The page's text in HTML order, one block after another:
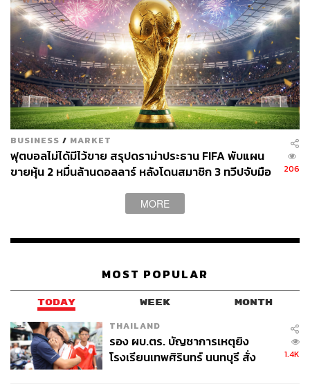
BUSINESS / MARKET
ฟุตบอลไม่ได้มีไว้ขาย สรุปดราม่าประธาน FIFA พับแผน
ขายหุ้น 2 หมื่นล้านดอลลาร์ หลังโดนสมาชิก 3 ทวีปจับมือ
206
MORE
MOST POPULAR
TODAY WEEK MONTH
THAILAND
รอง ผบ.ตร. บัญชาการเหตุยิง
โรงเรียนเทพศิรินทร์ นนทบุรี สั่ง
1.4K